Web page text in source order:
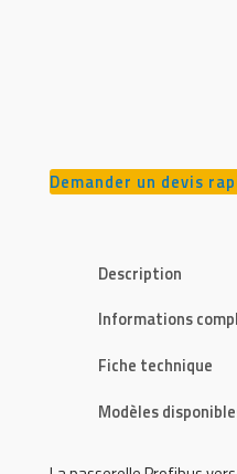
Demander un devis
Description
Informations
Fiche technique
Modèles